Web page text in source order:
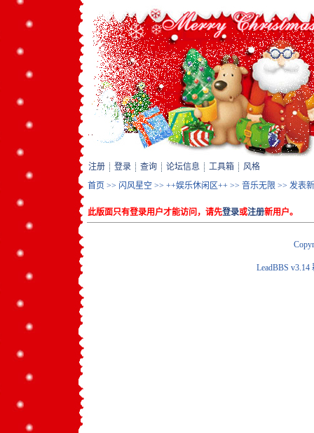
注册 登录 查询 论坛信息 工具箱
风格
首页 >> 闪风星空 >> ++娱乐休闲区++ >> 音乐无限 >> 发表
此版面只有登录用户才能访问，请先登录或注册新用户。
LeadBBS v3.14